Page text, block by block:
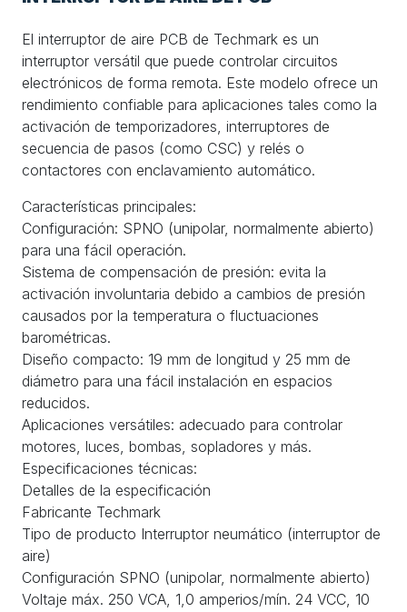
El interruptor de aire PCB de Techmark es un
interruptor versátil que puede controlar circuitos
electrónicos de forma remota. Este modelo ofrece un
rendimiento confiable para aplicaciones tales como la
activación de temporizadores, interruptores de
secuencia de pasos (como CSC) y relés o
contactores con enclavamiento automático.
Características principales:
Configuración: SPNO (unipolar, normalmente abierto)
para una fácil operación.
Sistema de compensación de presión: evita la
activación involuntaria debido a cambios de presión
causados por la temperatura o fluctuaciones
barométricas.
Diseño compacto: 19 mm de longitud y 25 mm de
diámetro para una fácil instalación en espacios
reducidos.
Aplicaciones versátiles: adecuado para controlar
motores, luces, bombas, sopladores y más.
Especificaciones técnicas:
Detalles de la especificación
Fabricante Techmark
Tipo de producto Interruptor neumático (interruptor de
aire)
Configuración SPNO (unipolar, normalmente abierto)
Voltaje máx. 250 VCA, 1,0 amperios/mín. 24 VCC, 10